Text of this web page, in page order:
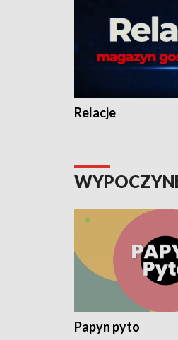
Relacje
Papyn pyto